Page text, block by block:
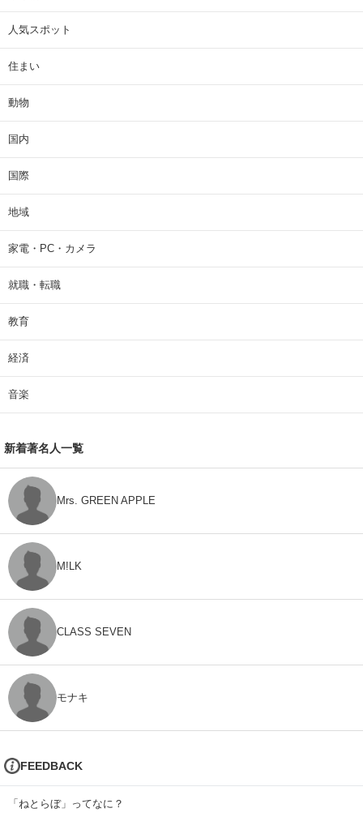
人気スポット
住まい
動物
国内
国際
地域
家電・PC・カメラ
就職・転職
教育
経済
音楽
新着著名人一覧
Mrs. GREEN APPLE
M!LK
CLASS SEVEN
モナキ
FEEDBACK
「ねとらぼ」ってなに？